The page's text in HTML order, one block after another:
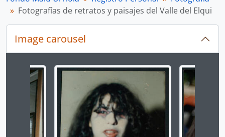
Fotografías de retratos y paisajes del Valle del Elqui
Image carousel
Changing the current slide of this carousel will